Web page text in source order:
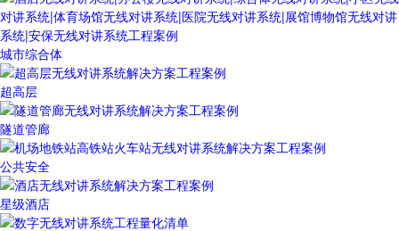
城市综合体
超高层
隧道管廊
公共安全
星级酒店